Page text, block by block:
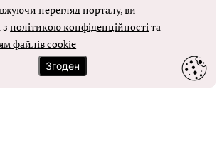
ОТРИМАТИ ДОСТУП
перегляд порталу, ви
зполітикою конфіденційностіта
файлів cookie
Згоден